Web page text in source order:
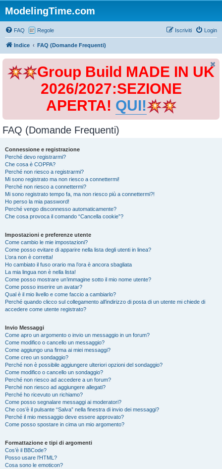
ModelingTime.com
FAQ Regole Login
Iscriviti
Indice FAQ (Domande Frequenti)
Group Build MADE IN UK
2026/2027:SEZIONE
APERTA! QUI!
FAQ (Domande Frequenti)
Connessione e registrazione
Perché devo registrarmi?
Che cosa è COPPA?
Perché non riesco a registrarmi?
Mi sono registrato ma non riesco a connettermi!
Perché non riesco a connettermi?
Mi sono registrato tempo fa, ma non riesco più a connettermi?!
Ho perso la mia password!
Perché vengo disconnesso automaticamente?
Che cosa provoca il comando “Cancella cookie”?
Impostazioni e preferenze utente
Come cambio le mie impostazioni?
Come posso evitare di apparire nella lista degli utenti in linea?
L’ora non è corretta!
Ho cambiato il fuso orario ma l’ora è ancora sbagliata
La mia lingua non è nella lista!
Come posso mostrare un’immagine sotto il mio nome utente?
Come posso inserire un avatar?
Qual è il mio livello e come faccio a cambiarlo?
Perché quando clicco sul collegamento all’indirizzo di posta di un utente mi chiede di
accedere come utente registrato?
Invio Messaggi
Come apro un argomento o invio un messaggio in un forum?
Come modifico o cancello un messaggio?
Come aggiungo una firma ai miei messaggi?
Come creo un sondaggio?
Perché non è possibile aggiungere ulteriori opzioni del sondaggio?
Come modifico o cancello un sondaggio?
Perché non riesco ad accedere a un forum?
Perché non riesco ad aggiungere allegati?
Perché ho ricevuto un richiamo?
Come posso segnalare messaggi ai moderatori?
Che cos’è il pulsante “Salva” nella finestra di invio dei messaggi?
Perché il mio messaggio deve essere approvato?
Come posso spostare in cima un mio argomento?
Formattazione e tipi di argomenti
Cos’è il BBCode?
Posso usare l’HTML?
Cosa sono le emoticon?